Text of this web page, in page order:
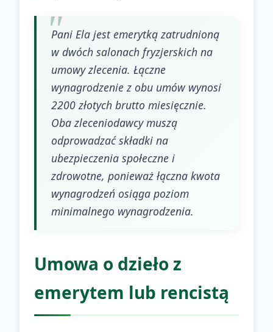
Pani Ela jest emerytką zatrudnioną
w dwóch salonach fryzjerskich na
umowy zlecenia. Łączne
wynagrodzenie z obu umów wynosi
2200 złotych brutto miesięcznie.
Oba zleceniodawcy muszą
odprowadzać składki na
ubezpieczenia społeczne i
zdrowotne, ponieważ łączna kwota
wynagrodzeń osiąga poziom
minimalnego wynagrodzenia.
Umowa o dzieło z
emerytem lub rencistą